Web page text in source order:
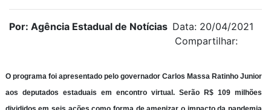
Por: Agência Estadual de Notícias Data: 20/04/2021
Compartilhar:
O programa foi apresentado pelo governador Carlos Massa Ratinho Junior
aos deputados estaduais em encontro virtual. Serão R$ 109 milhões